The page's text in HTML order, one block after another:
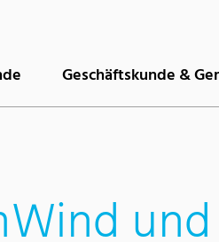
Geschäftskunde &